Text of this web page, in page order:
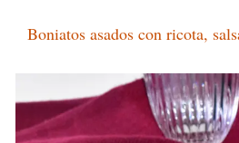
Boniatos asados con ricota,